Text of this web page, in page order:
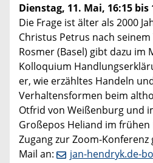
Dienstag, 11. Mai, 16:15 bis
Die Frage ist älter als 2000
Christus Petrus nach
Rosmer (Basel) gibt dazu im
Kolloquium
er, wie erzähltes Handeln
Verhaltensformen beim
Otfrid von Weißenburg und
Großepos Heliand im
Zugang zur Zoom-
Mail an:
jan-hendryk.de-